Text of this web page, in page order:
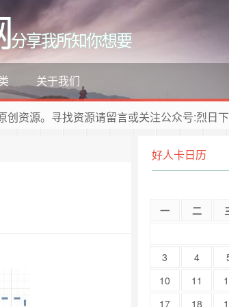
分享我所知你想要
关于我们
资源。寻找资源请留言或关注公众号:烈日
好人卡日历
一 二
3
4
10
11
17
18